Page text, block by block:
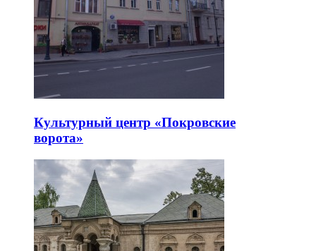
Культурный центр «Покровские
ворота»